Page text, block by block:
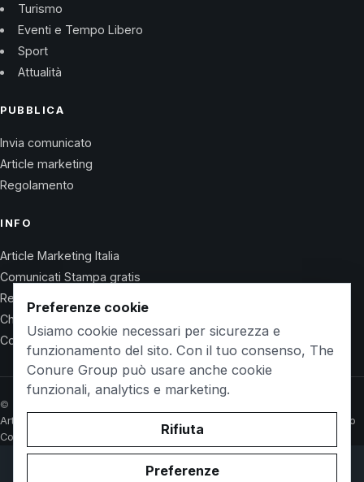
Turismo
Eventi e Tempo Libero
Sport
Attualità
PUBBLICA
Invia comunicato
Article marketing
Regolamento
INFO
Article Marketing Italia
Comunicati Stampa gratis
Regolamento
Chi Siamo
Contatti
© 2026 Wet Life News · The Conure Group
Article Marketing Italia
Comunicati Stampa gratis
Chi Siamo
Contatti
© 2026 WetlifeVillaguardia.it. Owned and operated by
Preferenze cookie
Usiamo cookie necessari per sicurezza e
funzionamento del sito. Con il tuo consenso, The
Conure Group può usare anche cookie
funzionali, analytics e marketing.
Rifiuta
Preferenze